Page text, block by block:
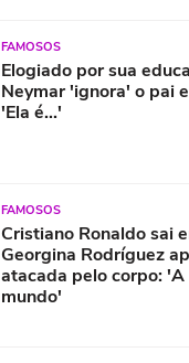
FAMOSOS
Elogiado por sua
Neymar 'ignora' o pai
'Ela é...'
FAMOSOS
Cristiano Ronaldo sai
Georgina Rodríguez
atacada pelo corpo:
mundo'